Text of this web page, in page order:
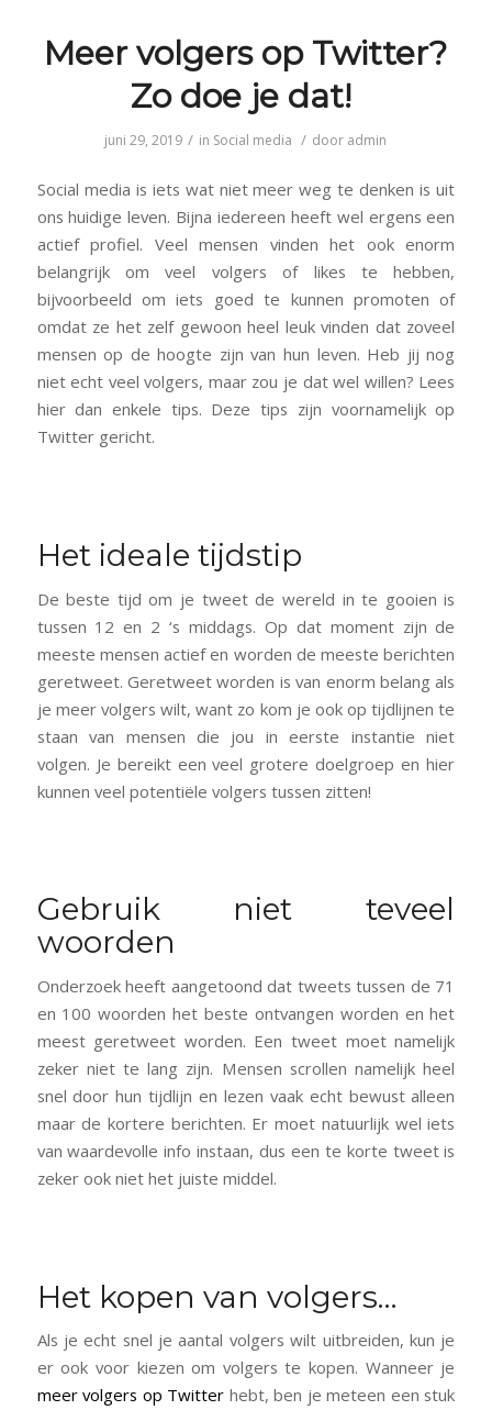
Meer volgers op Twitter?
Zo doe je dat!
juni 29, 2019 / in Social media / door admin
Social media is iets wat niet meer weg te denken is uit
ons huidige leven. Bijna iedereen heeft wel ergens een
actief profiel. Veel mensen vinden het ook enorm
belangrijk om veel volgers of likes te hebben,
bijvoorbeeld om iets goed te kunnen promoten of
omdat ze het zelf gewoon heel leuk vinden dat zoveel
mensen op de hoogte zijn van hun leven. Heb jij nog
niet echt veel volgers, maar zou je dat wel willen? Lees
hier dan enkele tips. Deze tips zijn voornamelijk op
Twitter gericht.
Het ideale tijdstip
De beste tijd om je tweet de wereld in te gooien is
tussen 12 en 2 ‘s middags. Op dat moment zijn de
meeste mensen actief en worden de meeste berichten
geretweet. Geretweet worden is van enorm belang als
je meer volgers wilt, want zo kom je ook op tijdlijnen te
staan van mensen die jou in eerste instantie niet
volgen. Je bereikt een veel grotere doelgroep en hier
kunnen veel potentiële volgers tussen zitten!
Gebruik niet teveel
woorden
Onderzoek heeft aangetoond dat tweets tussen de 71
en 100 woorden het beste ontvangen worden en het
meest geretweet worden. Een tweet moet namelijk
zeker niet te lang zijn. Mensen scrollen namelijk heel
snel door hun tijdlijn en lezen vaak echt bewust alleen
maar de kortere berichten. Er moet natuurlijk wel iets
van waardevolle info instaan, dus een te korte tweet is
zeker ook niet het juiste middel.
Het kopen van volgers…
Als je echt snel je aantal volgers wilt uitbreiden, kun je
er ook voor kiezen om volgers te kopen. Wanneer je
meer volgers op Twitter hebt, ben je meteen een stuk